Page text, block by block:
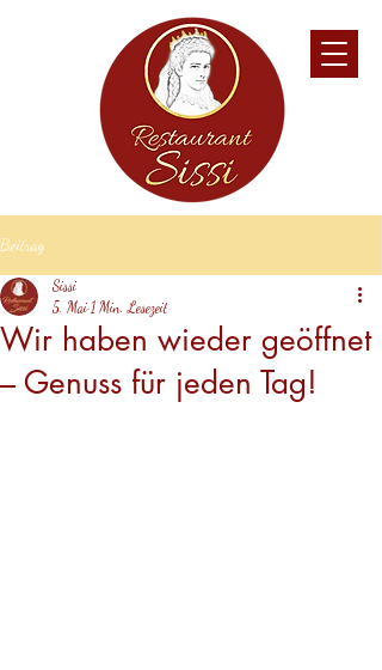
Beitrag
Wir haben wieder geöffnet
– Genuss für jeden Tag!
Sissi
5. Mai 1 Min. Lesezeit